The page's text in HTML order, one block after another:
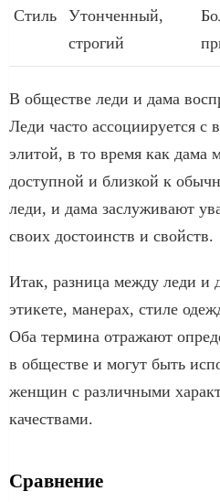
Стиль
Утонченный,
строгий
В обществе леди и дама
Леди часто ассоциируется с
элитой, в то время как дама
доступной и близкой к
леди, и дама заслуживают
своих достоинств и свойств.
Итак, разница между леди и
этикете, манерах, стиле
Оба термина отражают
в обществе и могут быть
женщин с различными
качествами.
Сравнение